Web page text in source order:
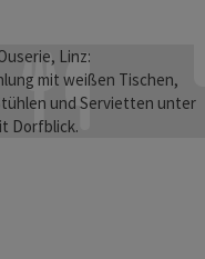
: ARIS Taverna.Ouserie